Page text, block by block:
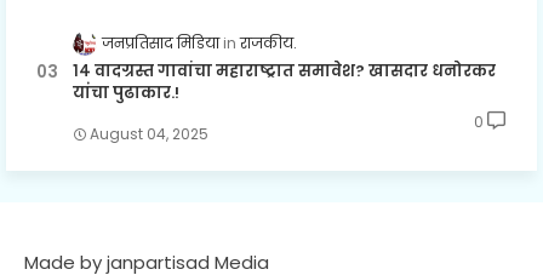
जनप्रतिसाद मिडिया राजकीय.
१४ वादग्रस्त गावांचा महाराष्ट्रात समावेश? खासदार धनोरकर
यांचा पुढाकार.!
August 04, 2025
0
Made by janpartisad Media